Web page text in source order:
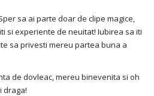
sa ai parte doar de clipe magice,
si experiente de neuitat! Iubirea sa iti
sa privesti mereu partea buna a
de dovleac, mereu binevenita si oh
draga!